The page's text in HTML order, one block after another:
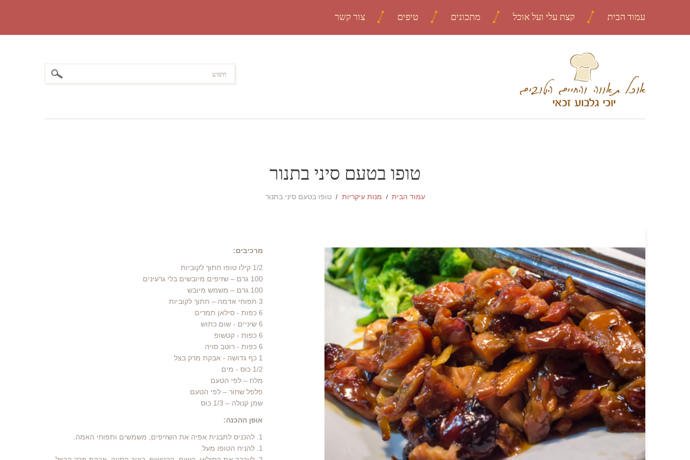
עמוד הבית קצת עלי ועל אוכל מתכונים טיפים צור קשר
טופו בטעם סיני בתנור
עמוד הבית מנות עיקריות טופו בטעם סיני בתנור
מרכיבים:
1/2 קילו טופו חתוך לקוביות
100 גרם – שזיפים מיובשים בלי גרעינים
100 גרם – משמש מיובש
3 תפוחי אדמה – חתוך לקוביות
6 כפות - סילאן תמרים
6 שיניים - שום כתוש
6 כפות - קטשופ
6 כפות - רוטב סויה
1 כף גדושה - אבקת מרק בצל
1/2 כוס - מים
מלח – לפי הטעם
פלפל שחור – לפי הטעם
שמן קנולה – 1/3 כוס
אופן ההכנה:
1. להכניס לתבנית אפיה את השזיפים, משמשים ותפוחי האמה.
1. להניח הטופו מעל.